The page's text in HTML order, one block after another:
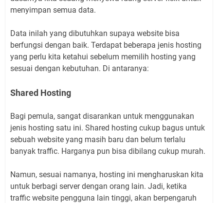
menyimpan semua data.
Data inilah yang dibutuhkan supaya website bisa
berfungsi dengan baik. Terdapat beberapa jenis hosting
yang perlu kita ketahui sebelum memilih hosting yang
sesuai dengan kebutuhan. Di antaranya:
Shared Hosting
Bagi pemula, sangat disarankan untuk menggunakan
jenis hosting satu ini. Shared hosting cukup bagus untuk
sebuah website yang masih baru dan belum terlalu
banyak traffic. Harganya pun bisa dibilang cukup murah.
Namun, sesuai namanya, hosting ini mengharuskan kita
untuk berbagi server dengan orang lain. Jadi, ketika
traffic website pengguna lain tinggi, akan berpengaruh